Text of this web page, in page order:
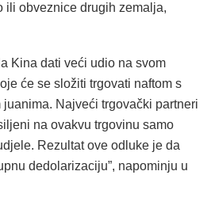
ili obveznice drugih zemalja,
Kina dati veći udio na svom
će se složiti trgovati naftom s
Najveći trgovački partneri
na ovakvu trgovinu samo
Rezultat ove odluke je da
dedolarizaciju”, napominju u